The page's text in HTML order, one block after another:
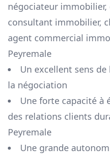
négociateur
consultant immobilier,
agent commercial
Peyremale
Un excellent sens
la négociation
Une forte capacité à
des relations clients
Peyremale
Une grande